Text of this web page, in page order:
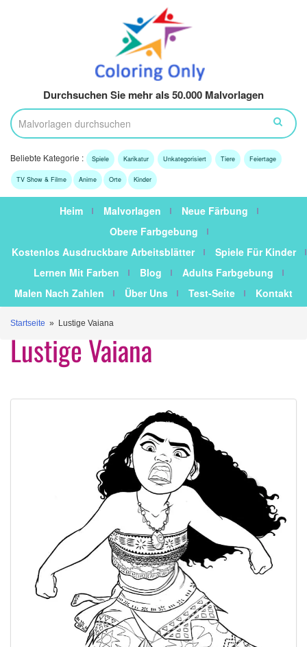
Durchsuchen Sie mehr als 50.000 Malvorlagen
Beliebte Kategorie : Spiele Karikatur Unkategorisiert Tiere Feiertage
TV Show & Filme Anime Orte Kinder
Heim Malvorlagen
Neue Färbung
Obere Farbgebung
Kostenlos Ausdruckbare Arbeitsblätter
Spiele Für Kinder
Lernen Mit Farben
Blog
Adults Farbgebung
Malen Nach Zahlen
Über Uns Test-Seite Kontakt
Startseite » Lustige Vaiana
Lustige Vaiana